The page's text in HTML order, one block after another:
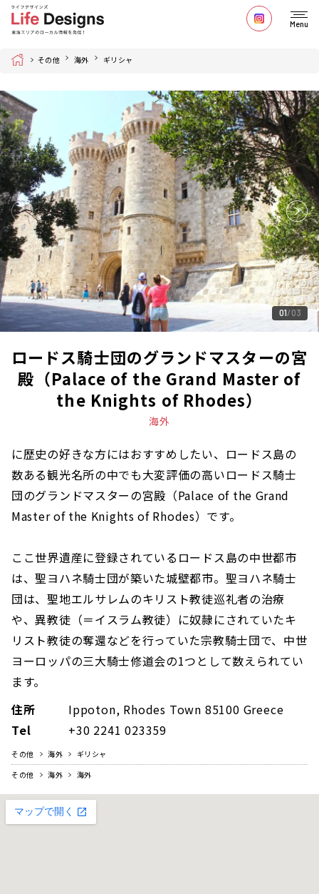
Menu
Home その他 海外 ギリシャ
01 03
ロードス騎士団のグランドマスターの宮
殿（Palace of the Grand Master of
the Knights of Rhodes）
海外
に歴史の好きな方にはおすすめしたい、ロードス島の
数ある観光名所の中でも大変評価の高いロードス騎士
団のグランドマスターの宮殿（Palace of the Grand
Master of the Knights of Rhodes）です。
ここ世界遺産に登録されているロードス島の中世都市
は、聖ヨハネ騎士団が築いた城壁都市。聖ヨハネ騎士
団は、聖地エルサレムのキリスト教徒巡礼者の治療
や、異教徒（＝イスラム教徒）に奴隷にされていたキ
リスト教徒の奪還などを行っていた宗教騎士団で、中世
ヨーロッパの三大騎士修道会の1つとして数えられてい
ます。
住所
Ippoton, Rhodes Town 85100 Greece
Tel
+30 2241 023359
その他 海外
ギリシャ
その他
海外 海外